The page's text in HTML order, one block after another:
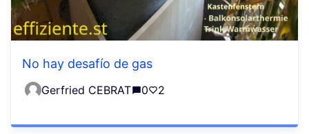
No hay desafío de gas
Gerfried CEBRAT 0 2